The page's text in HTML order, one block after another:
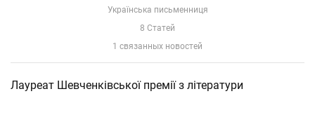
Українська письменниця
8 Статей
1 связанных новостей
Лауреат Шевченківської премії з літератури